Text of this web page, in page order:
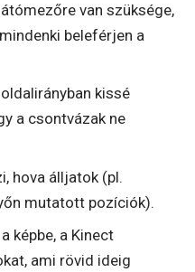
van szüksége,
beleférjen a
kissé
a csontvázak ne
hova álljatok (pl.
mutatott pozíciók).
képbe, a Kinect
ami rövid ideig